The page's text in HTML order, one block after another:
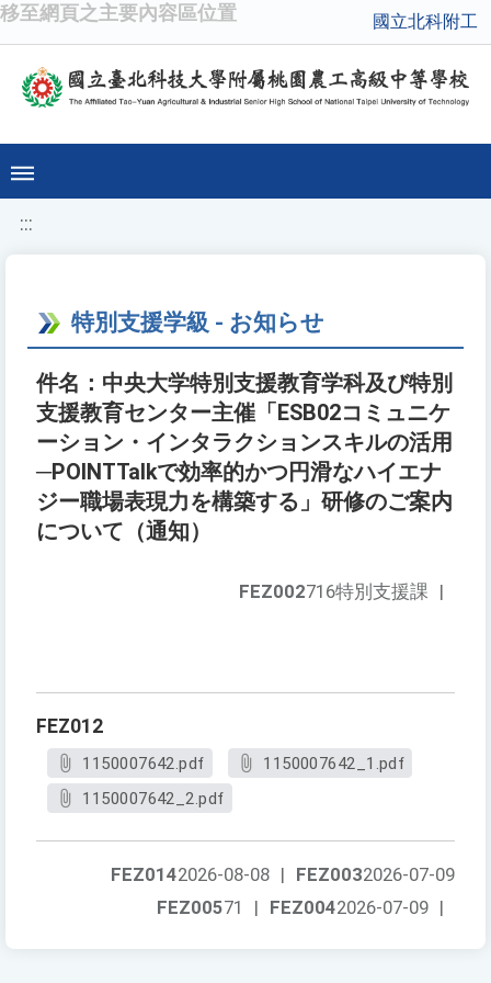
移至網頁之主要內容區位置 國立北科附工
:::
特別支援学級 - お知らせ
件名：中央大学特別支援教育学科及び特別
支援教育センター主催「ESB02コミュニケ
ーション・インタラクションスキルの活用
─POINTTalkで効率的かつ円滑なハイエナ
ジー職場表現力を構築する」研修のご案内
について（通知）
FEZ002716特別支援課 |
FEZ012
1150007642.pdf
1150007642_1.pdf
1150007642_2.pdf
FEZ0032026-07-09
FEZ0142026-08-08 |
FEZ0042026-07-09 |
FEZ00571 |